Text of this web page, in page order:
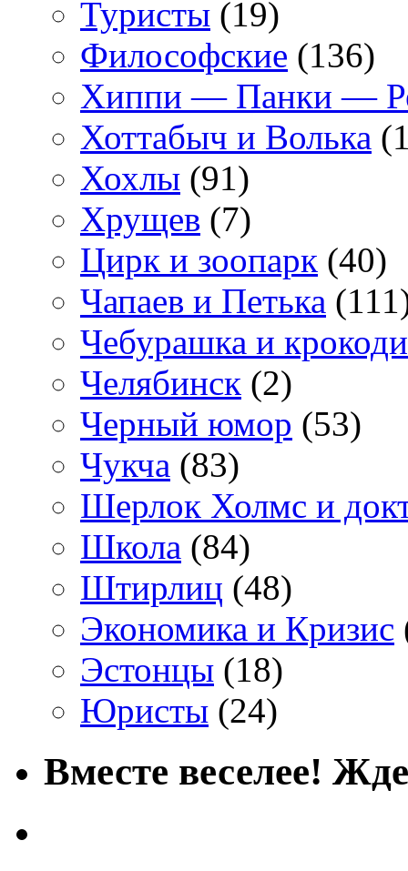
Туристы (19)
Философские (136)
Хиппи — Панки —
Хоттабыч и Волька
Хохлы (91)
Хрущев (7)
Цирк и зоопарк (40)
Чапаев и Петька
Чебурашка и
Челябинск (2)
Черный юмор (53)
Чукча (83)
Шерлок Холмс и
Школа (84)
Штирлиц (48)
Экономика и Кризис
Эстонцы (18)
Юристы (24)
Вместе веселее!